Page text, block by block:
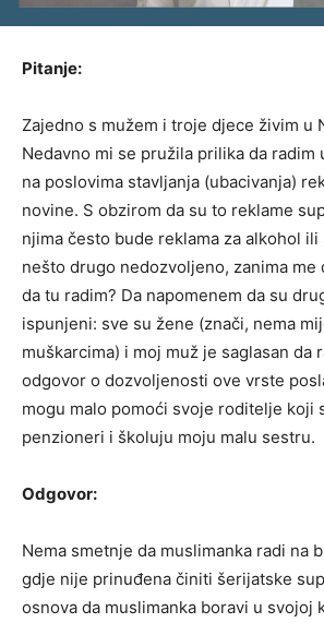
Pitanje:
Zajedno s mužem i troje djece živim u
Nedavno mi se pružila prilika da radim
na poslovima stavljanja (ubacivanja)
novine. S obzirom da su to reklame
njima često bude reklama za alkohol
nešto drugo nedozvoljeno, zanima me
da tu radim? Da napomenem da su
ispunjeni: sve su žene (znači, nema
muškarcima) i moj muž je saglasan da
odgovor o dozvoljenosti ove vrste
mogu malo pomoći svoje roditelje koji
penzioneri i školuju moju malu sestru.
Odgovor:
Nema smetnje da muslimanka radi na
gdje nije prinuđena činiti šerijatske
osnova da muslimanka boravi u svojoj